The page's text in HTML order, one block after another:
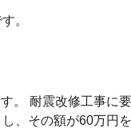
。
。 耐震改修工事に
、その額が60万円